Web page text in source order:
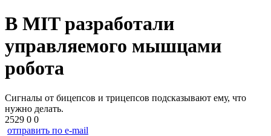
В MIT разработали
управляемого мышцами
робота
Сигналы от бицепсов и трицепсов подсказывают ему, что
нужно делать.
2529 0 0
отправить по e-mail